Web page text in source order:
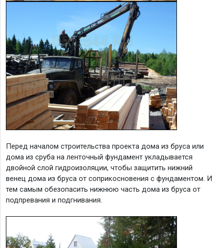
Перед началом строительства проекта дома из бруса или
дома из сруба на ленточный фундамент укладывается
двойной слой гидроизоляции, чтобы защитить нижний
венец дома из бруса от соприкосновения с фундаментом. И
тем самым обезопасить нижнюю часть дома из бруса от
подпревания и подгнивания.